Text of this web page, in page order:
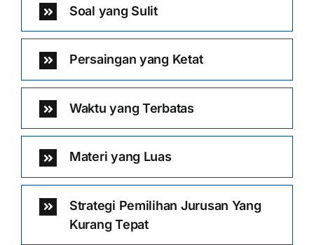
Soal yang Sulit
Persaingan yang Ketat
Waktu yang Terbatas
Materi yang Luas
Strategi Pemilihan Jurusan Yang
Kurang Tepat